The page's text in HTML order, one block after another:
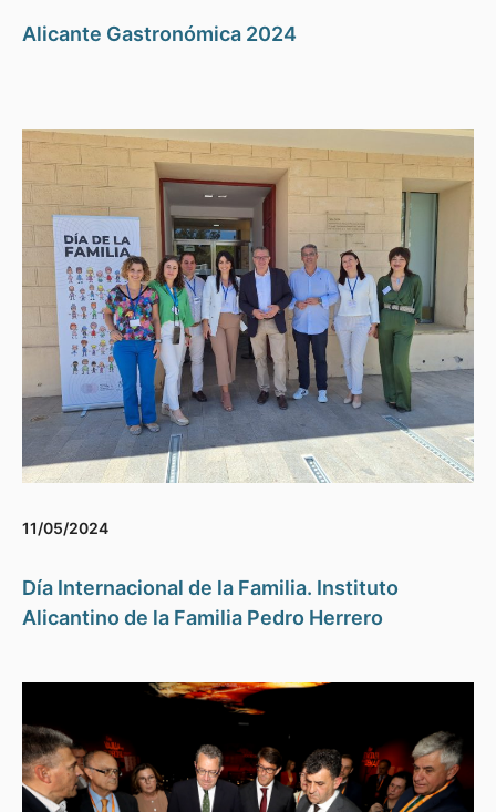
Alicante Gastronómica 2024
11/05/2024
Día Internacional de la Familia. Instituto
Alicantino de la Familia Pedro Herrero